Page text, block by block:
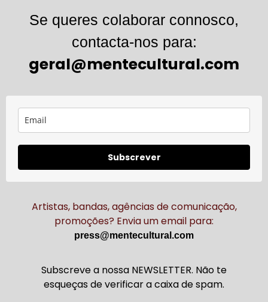
Se queres colaborar connosco,
contacta-nos para:
geral@mentecultural.com
Subscrever
Artistas, bandas, agências de comunicação,
promoções? Envia um email para:
press@mentecultural.com
Subscreve a nossa NEWSLETTER. Não te
esqueças de verificar a caixa de spam.